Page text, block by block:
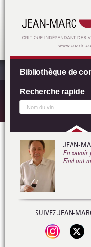
Bibliothèque de
Recherche rapide
JEAN-
En savoir
Find out
SUIVEZ JEAN-